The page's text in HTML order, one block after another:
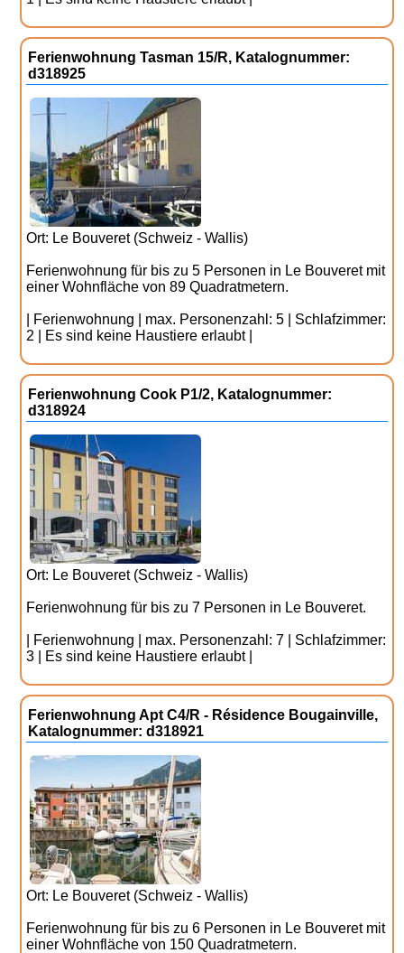
Ferienwohnung Tasman 15/R, Katalognummer:
d318925
Ort: Le Bouveret (Schweiz - Wallis)
Ferienwohnung für bis zu 5 Personen in Le Bouveret mit
einer Wohnfläche von 89 Quadratmetern.
| Ferienwohnung | max. Personenzahl: 5 | Schlafzimmer:
2 | Es sind keine Haustiere erlaubt |
Ferienwohnung Cook P1/2, Katalognummer:
d318924
Ort: Le Bouveret (Schweiz - Wallis)
Ferienwohnung für bis zu 7 Personen in Le Bouveret.
| Ferienwohnung | max. Personenzahl: 7 | Schlafzimmer:
3 | Es sind keine Haustiere erlaubt |
Ferienwohnung Apt C4/R - Résidence Bougainville,
Katalognummer: d318921
Ort: Le Bouveret (Schweiz - Wallis)
Ferienwohnung für bis zu 6 Personen in Le Bouveret mit
einer Wohnfläche von 150 Quadratmetern.